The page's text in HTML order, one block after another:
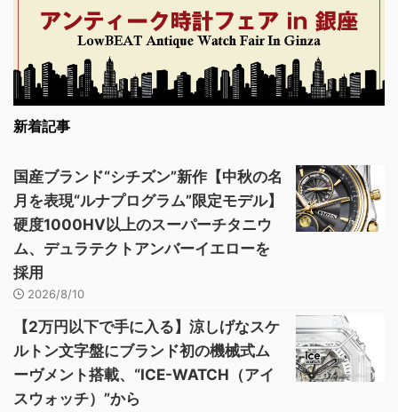
新着記事
国産ブランド“シチズン”新作【中秋の名
月を表現“ルナプログラム”限定モデル】
硬度1000HV以上のスーパーチタニウ
ム、デュラテクトアンバーイエローを
採用
2026/8/10
【2万円以下で手に入る】涼しげなスケ
ルトン文字盤にブランド初の機械式ム
ーヴメント搭載、“ICE-WATCH（アイ
スウォッチ）”から